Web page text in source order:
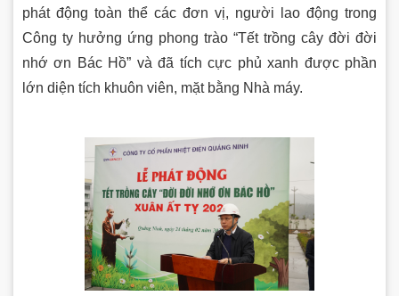
phát động toàn thể các đơn vị, người lao động trong
Công ty hưởng ứng phong trào “Tết trồng cây đời đời
nhớ ơn Bác Hồ” và đã tích cực phủ xanh được phần
lớn diện tích khuôn viên, mặt bằng Nhà máy.